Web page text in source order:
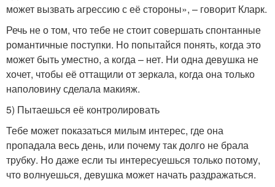
может вызвать агрессию с её стороны», – говорит Кларк.
Речь не о том, что тебе не стоит совершать спонтанные
романтичные поступки. Но попытайся понять, когда это
может быть уместно, а когда – нет. Ни одна девушка не
хочет, чтобы её оттащили от зеркала, когда она только
наполовину сделала макияж.
5) Пытаешься её контролировать
Тебе может показаться милым интерес, где она
пропадала весь день, или почему так долго не брала
трубку. Но даже если ты интересуешься только потому,
что волнуешься, девушка может начать раздражаться.